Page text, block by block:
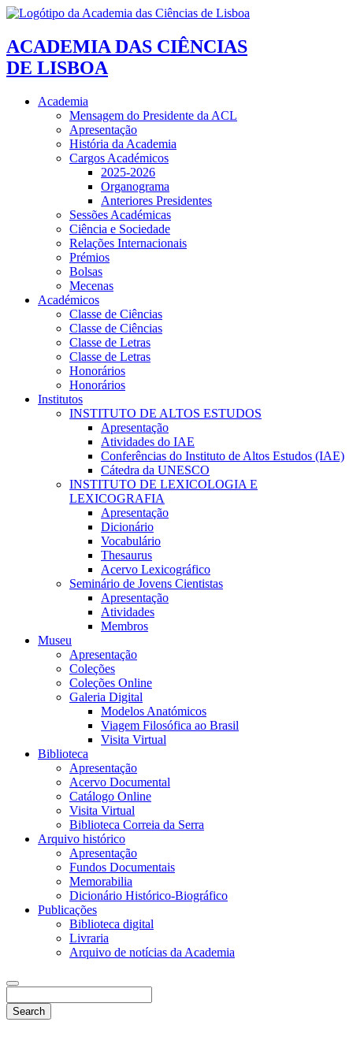
ACADEMIA DAS CIÊNCIAS
DE LISBOA
Academia
Mensagem do Presidente da ACL
Apresentação
História da Academia
Cargos Académicos
2025-2026
Organograma
Anteriores Presidentes
Sessões Académicas
Ciência e Sociedade
Relações Internacionais
Prémios
Bolsas
Mecenas
Académicos
Classe de Ciências
Classe de Ciências
Classe de Letras
Classe de Letras
Honorários
Honorários
Institutos
INSTITUTO DE ALTOS ESTUDOS
Apresentação
Atividades do IAE
Conferências do Instituto de Altos Estudos (IAE)
Cátedra da UNESCO
INSTITUTO DE LEXICOLOGIA E
LEXICOGRAFIA
Apresentação
Dicionário
Vocabulário
Thesaurus
Acervo Lexicográfico
Seminário de Jovens Cientistas
Apresentação
Atividades
Membros
Museu
Apresentação
Coleções
Coleções Online
Galeria Digital
Modelos Anatómicos
Viagem Filosófica ao Brasil
Visita Virtual
Biblioteca
Apresentação
Acervo Documental
Catálogo Online
Visita Virtual
Biblioteca Correia da Serra
Arquivo histórico
Apresentação
Fundos Documentais
Memorabilia
Dicionário Histórico-Biográfico
Publicações
Biblioteca digital
Livraria
Arquivo de notícias da Academia